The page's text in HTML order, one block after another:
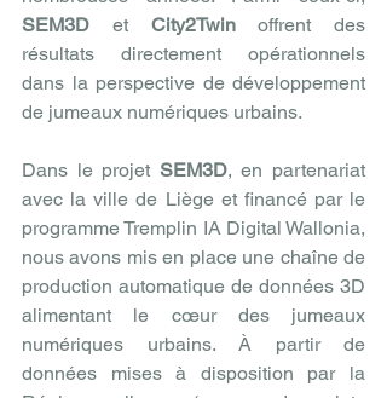
SEM3D et City2Twin offrent des
résultats directement opérationnels
dans la perspective de développement
de jumeaux numériques urbains.
Dans le projet SEM3D, en partenariat
avec la ville de Liège et financé par le
programme Tremplin IA Digital Wallonia,
nous avons mis en place une chaîne de
production automatique de données 3D
alimentant le cœur des jumeaux
numériques urbains. À partir de
données mises à disposition par la